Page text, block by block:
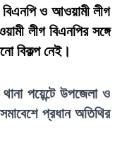
বিএনপি ও আওয়ামী লীগ
লীগ বিএনপির সঙ্গে
বিকল্প নেই।
পয়েন্টে উপজেলা ও
প্রধান অতিথির